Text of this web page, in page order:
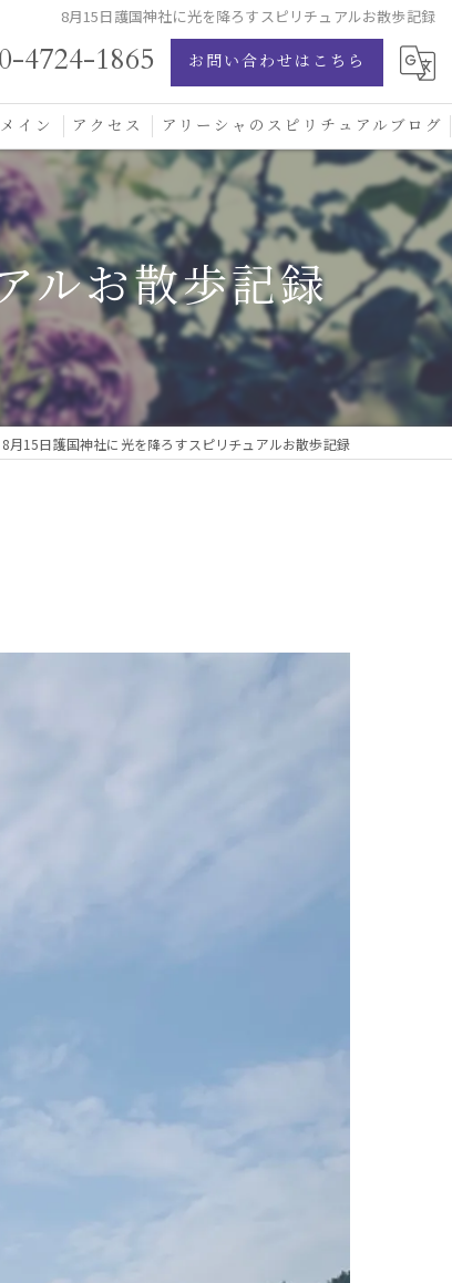
8月15日護国神社に光を降ろすスピリチュアルお散歩記録
4724-1865 お問い合わせはこちら
イン
イン愛の学校
インブレッシングカード
ー
アクセス アリーシャのスピリチュアルブログ
ルお散歩記録
8月15日護国神社に光を降ろすスピリチュアルお散歩記録